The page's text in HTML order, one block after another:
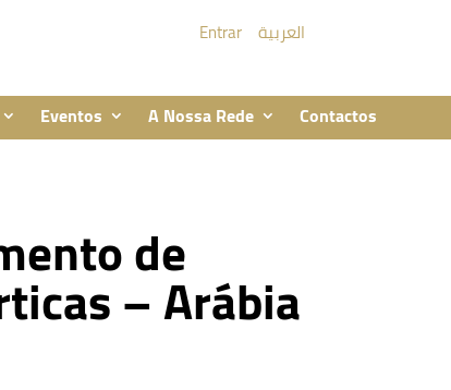
Entrar العربية
Eventos A Nossa Rede Contactos
de
– Arábia